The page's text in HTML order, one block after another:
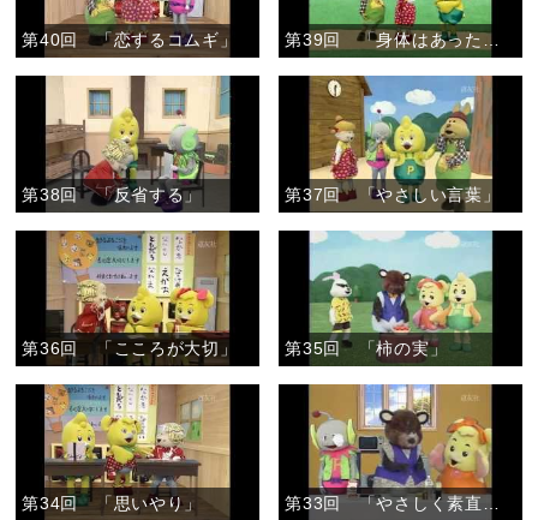
第40回 「恋するコムギ」
第38回 「反省する」 第37回 「やさしい言葉」
第36回 「こころが大切」 第35回 「柿の実」
第34回 「思いやり」